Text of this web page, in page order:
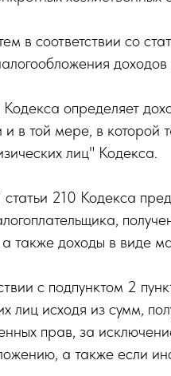
в соответствии со
Кодекса определяет
и в той мере, в которой
лиц" Кодекса.
статьи 210 Кодекса
а также доходы в виде
с подпунктом 2
лиц исходя из сумм,
прав, за
а также если